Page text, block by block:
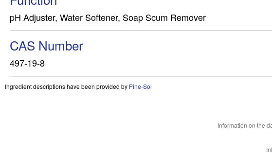
pH Adjuster, Water Softener, Soap Scum Remover
CAS Number
497-19-8
Ingredient descriptions have been provided by Pine-Sol
Information on the